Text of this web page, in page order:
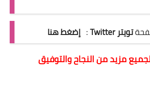
تويتر Twitter : إضغط هنا
مزيد من النجاح والتوفيق